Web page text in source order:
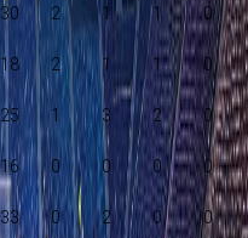
30 2 1 1 0
18 2 1 1 0
25 1 3 2 0
16 0 0 0 0
33 0 2 0 0